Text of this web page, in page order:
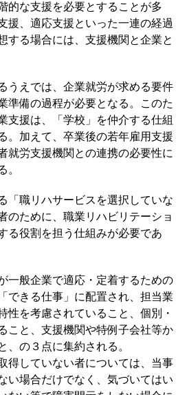
的な支援を必要とすることが多
援、適応支援といった一連の経過
する場合には、支援機関と企業と
えでは、企業就労が求める要件
準備の過程が必要となる。このた
支援は、「学校」を仲介する仕組
。加えて、卒業後の若年雇用支援
就労支援機関との連携の必要性に
。
職リハサービスを選択していな
のために、職業リハビリテーショ
る役割を担う仕組みが必要であ
般企業で適応・定着するための
できる仕事」に配置され、担当業
性を考慮されていること、個別・
こと、支援機関や特例子会社等か
、の３点に集約される。
得していない者については、当事
い場合だけでなく、気づいてはい